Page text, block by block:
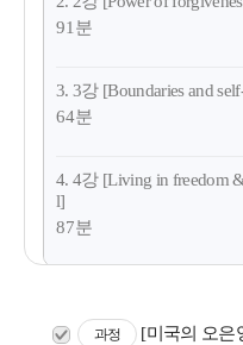
91분
3. 3강 [Boundaries and
64분
4. 4강 [Living in freedom
l]
87분
과정
[미국의 오은